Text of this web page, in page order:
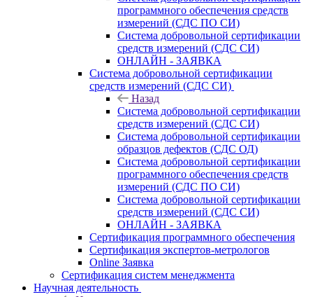
программного обеспечения средств
измерений (СДС ПО СИ)
Система добровольной сертификации
средств измерений (СДС СИ)
ОНЛАЙН - ЗАЯВКА
Система добровольной сертификации
средств измерений (СДС СИ)
Назад
Система добровольной сертификации
средств измерений (СДС СИ)
Система добровольной сертификации
образцов дефектов (СДС ОД)
Система добровольной сертификации
программного обеспечения средств
измерений (СДС ПО СИ)
Система добровольной сертификации
средств измерений (СДС СИ)
ОНЛАЙН - ЗАЯВКА
Сертификация программного обеспечения
Сертификация экспертов-метрологов
Online Заявка
Сертификация систем менеджмента
Научная деятельность